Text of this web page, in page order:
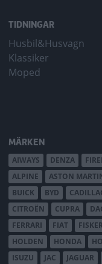
TIDNINGAR
Husbil&Husvagn
Klassiker
Moped
MÄRKEN
AIWAYS DENZA
ALPINE
ASTON
BUICK
BYD
CITROËN
CUPRA
FERRARI
FIAT FISKER
HOLDEN
HONDA
ISUZU
JAC JAGUAR